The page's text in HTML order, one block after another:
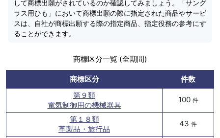
して商標出願がされているのか確認してみましょう。「サング
ラス用ひも」において商標出願の際に指定された商品やサービ
スは、自社が商標出願する際の指定商品、指定役務の参考にす
ることができます。
商標区分一覧 (全期間)
商標区分
件数
第９類
電気制御用の機械器具
100 件
第１８類
革製品・旅行品
43 件